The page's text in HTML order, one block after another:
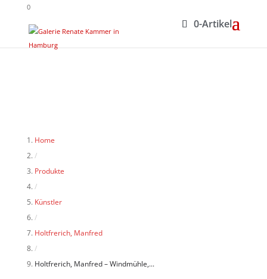
0
0-Artikel
Home
/
Produkte
/
Künstler
/
Holtfrerich, Manfred
/
Holtfrerich, Manfred – Windmühle,...